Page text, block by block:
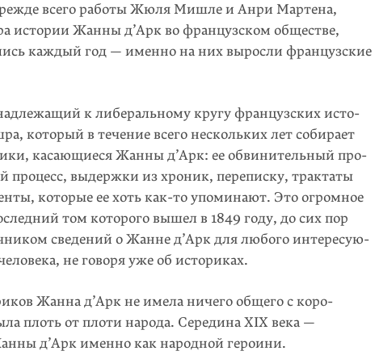
всего работы Жюля Мишле и Анри Мартена,
истории Жанны д’Арк во французском обществе,
каждый год — именно на них выросли французские
к либеральному кругу фран­цузских исто­
который в тече­ние всего несколь­ких лет собирает
касающиеся Жанны д’Арк: ее обвинитель­ный про­
процесс, выдержки из хроник, переписку, трактаты
которые ее хотькак-тоупоминают. Это огромное
том которого вышел в 1849 го­ду, до сих пор
сведений о Жанне д’Арк для лю­бого интересую­
не говоря уже об историках.
Жанна д’Арк не имела ничего общего с коро­
плоть от плоти народа. Середина XIX века —
д’Арк именно как народной героини.